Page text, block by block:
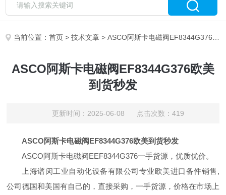
当前位置：首页 >技术文章 > ASCO阿斯卡电磁阀EF8344G376欧美到货秒发
ASCO阿斯卡电磁阀EF8344G376欧美
到货秒发
更新时间：2025-06-08 点击次数：419
ASCO阿斯卡电磁阀EF8344G376欧美到货秒发
ASCO阿斯卡电磁阀EEF8344G376一手货源，优质优价。
上海谱闵工业自动化设备有限公司专业欧美进口备件销售,
公司德国和美国有自己的，直接采购，一手货源，价格在市场上